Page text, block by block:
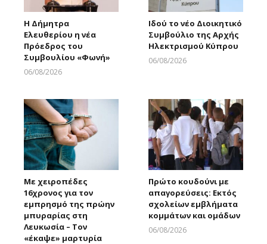
Η Δήμητρα
Ελευθερίου η νέα
Πρόεδρος του
Συμβουλίου «Φωνή»
06/08/2026
Ιδού το νέο Διοικητικό
Συμβούλιο της Αρχής
Ηλεκτρισμού Κύπρου
06/08/2026
Με χειροπέδες
16χρονος για τον
εμπρησμό της πρώην
μπυραρίας στη
Λευκωσία – Τον
«έκαψε» μαρτυρία
Πρώτο κουδούνι με
απαγορεύσεις: Εκτός
σχολείων εμβλήματα
κομμάτων και ομάδων
06/08/2026